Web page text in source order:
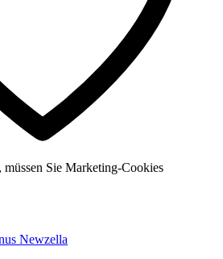
Sie Marketing-Cookies
Newzella